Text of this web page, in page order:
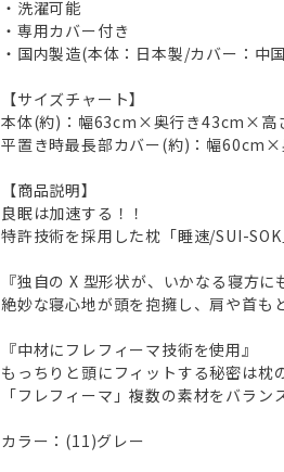
・洗濯可能
・専用カバー付き
・国内製造(本体：日本製/カバー：中
【サイズチャート】
本体(約)：幅63cm×奥行き43cm×高
平置き時最長部カバー(約)：幅
【商品説明】
良眠は加速する！！
特許技術を採用した枕「睡速/SUI-SOK
『独自の X 型形状が、いかなる寝方に
絶妙な寝心地が頭を抱擁し、肩や首も
『中材にフレフィーマ技術を使用』
もっちりと頭にフィットする秘密は枕
「フレフィーマ」複数の素材をバラ
カラー：(11)グレー